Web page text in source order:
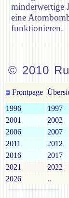
minderwertige
eine
funktionieren.
© 2010
Frontpage
1996
1997
2001
2002
2006
2007
2011
2012
2016
2017
2021
2022
2026
..